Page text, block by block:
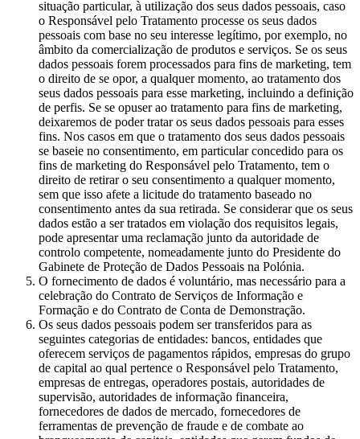
situação particular, à utilização dos seus dados pessoais, caso
o Responsável pelo Tratamento processe os seus dados
pessoais com base no seu interesse legítimo, por exemplo, no
âmbito da comercialização de produtos e serviços. Se os seus
dados pessoais forem processados para fins de marketing, tem
o direito de se opor, a qualquer momento, ao tratamento dos
seus dados pessoais para esse marketing, incluindo a definição
de perfis. Se se opuser ao tratamento para fins de marketing,
deixaremos de poder tratar os seus dados pessoais para esses
fins. Nos casos em que o tratamento dos seus dados pessoais
se baseie no consentimento, em particular concedido para os
fins de marketing do Responsável pelo Tratamento, tem o
direito de retirar o seu consentimento a qualquer momento,
sem que isso afete a licitude do tratamento baseado no
consentimento antes da sua retirada. Se considerar que os seus
dados estão a ser tratados em violação dos requisitos legais,
pode apresentar uma reclamação junto da autoridade de
controlo competente, nomeadamente junto do Presidente do
Gabinete de Proteção de Dados Pessoais na Polónia.
O fornecimento de dados é voluntário, mas necessário para a
celebração do Contrato de Serviços de Informação e
Formação e do Contrato de Conta de Demonstração.
Os seus dados pessoais podem ser transferidos para as
seguintes categorias de entidades: bancos, entidades que
oferecem serviços de pagamentos rápidos, empresas do grupo
de capital ao qual pertence o Responsável pelo Tratamento,
empresas de entregas, operadores postais, autoridades de
supervisão, autoridades de informação financeira,
fornecedores de dados de mercado, fornecedores de
ferramentas de prevenção de fraude e de combate ao